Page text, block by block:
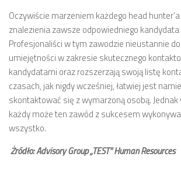
Oczywiście marzeniem każdego head
znalezienia zawsze odpowiedniego
Profesjonaliści w tym zawodzie nieustannie
umiejętności w zakresie skutecznego
kandydatami oraz rozszerzają swoją listę
czasach, jak nigdy wcześniej, łatwiej jest
skontaktować się z wymarzoną osobą.
każdy może ten zawód z sukcesem
wszystko.
Żródło: Advisory Group „TEST” Human Resources